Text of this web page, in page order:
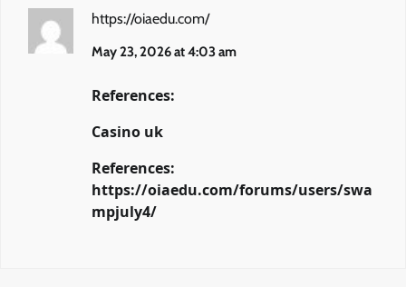
https://oiaedu.com/
May 23, 2026 at 4:03 am
References:
Casino uk
References:
https://oiaedu.com/forums/users/swa
mpjuly4/